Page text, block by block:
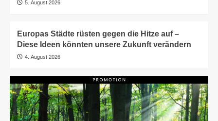
5. August 2026
Europas Städte rüsten gegen die Hitze auf –
Diese Ideen könnten unsere Zukunft verändern
4. August 2026